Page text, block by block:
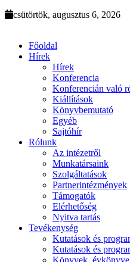
csütörtök, augusztus 6, 2026
Főoldal
Hírek
Hírek
Konferencia
Konferencián való
Kiállítások
Könyvbemutató
Egyéb
Sajtóhír
Rólunk
Az intézetről
Munkatársaink
Szolgáltatások
Partnerintézmények
Támogatók
Elérhetőség
Nyitva tartás
Tevékenység
Kutatások és
Kutatások és
Könyvek,